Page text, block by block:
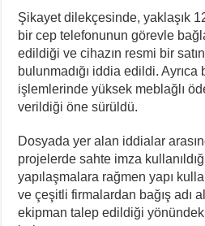
Şikayet dilekçesinde, yaklaşık
bir cep telefonunun görevle
edildiği ve cihazın resmi bir
bulunmadığı iddia edildi. Ayrıca
işlemlerinde yüksek meblağlı
verildiği öne sürüldü.
Dosyada yer alan iddialar
projelerde sahte imza
yapılaşmalara rağmen yapı
ve çeşitli firmalardan bağış adı
ekipman talep edildiği